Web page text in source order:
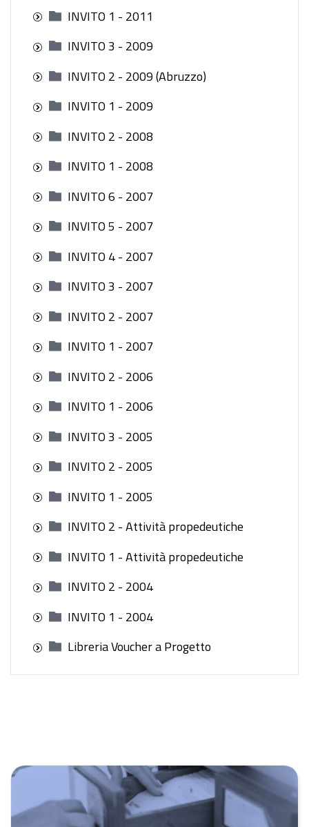
INVITO 1 - 2011
INVITO 3 - 2009
INVITO 2 - 2009 (Abruzzo)
INVITO 1 - 2009
INVITO 2 - 2008
INVITO 1 - 2008
INVITO 6 - 2007
INVITO 5 - 2007
INVITO 4 - 2007
INVITO 3 - 2007
INVITO 2 - 2007
INVITO 1 - 2007
INVITO 2 - 2006
INVITO 1 - 2006
INVITO 3 - 2005
INVITO 2 - 2005
INVITO 1 - 2005
INVITO 2 - Attività propedeutiche
INVITO 1 - Attività propedeutiche
INVITO 2 - 2004
INVITO 1 - 2004
Libreria Voucher a Progetto